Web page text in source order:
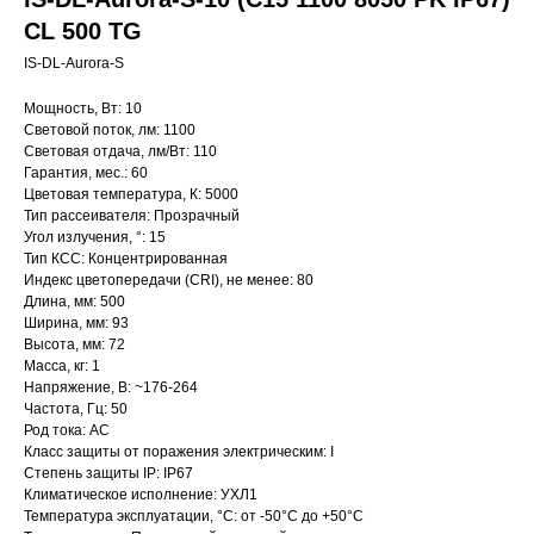
CL 500 TG
IS-DL-Aurora-S
Мощность, Вт: 10
Световой поток, лм: 1100
Световая отдача, лм/Вт: 110
Гарантия, мес.: 60
Цветовая температура, К: 5000
Тип рассеивателя: Прозрачный
Угол излучения, °: 15
Тип КСС: Концентрированная
Индекс цветопередачи (CRI), не менее: 80
Длина, мм: 500
Ширина, мм: 93
Высота, мм: 72
Масса, кг: 1
Напряжение, В: ~176-264
Частота, Гц: 50
Род тока: AC
Класс защиты от поражения электрическим: I
Степень защиты IP: IP67
Климатическое исполнение: УХЛ1
Температура эксплуатации, °С: от -50°C до +50°C